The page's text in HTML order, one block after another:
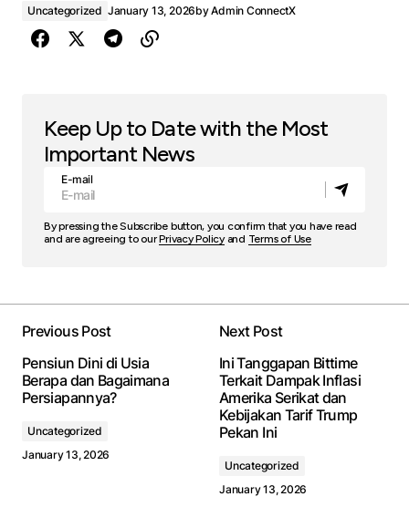
Uncategorized January 13, 2026byAdmin ConnectX
Keep Up to Date with the Most
Important News
E-mail
By pressing the Subscribe button, you confirm that you have read
and are agreeing to ourPrivacy Policyand Terms of Use
Previous Post
Pensiun Dini di Usia
Berapa dan Bagaimana
Persiapannya?
Uncategorized
January 13, 2026
Next Post
Ini Tanggapan Bittime
Terkait Dampak Inflasi
Amerika Serikat dan
Kebijakan Tarif Trump
Pekan Ini
Uncategorized
January 13, 2026